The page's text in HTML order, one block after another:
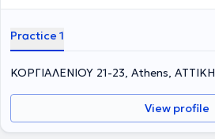
Practice 1
ΚΟΡΓΙΑΛΕΝΙΟΥ 21-23, Athens, ΑΤΤΙΚΗ
View profile